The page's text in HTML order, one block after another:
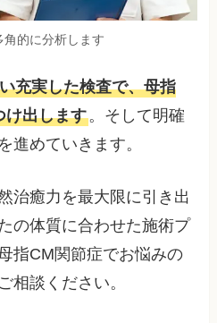
角的に分析します
充実した検査で、母指
け出します。そして明確
進めていきます。
治癒力を最大限に引き出
の体質に合わせた施術プ
指CM関節症でお悩みの
相談ください。